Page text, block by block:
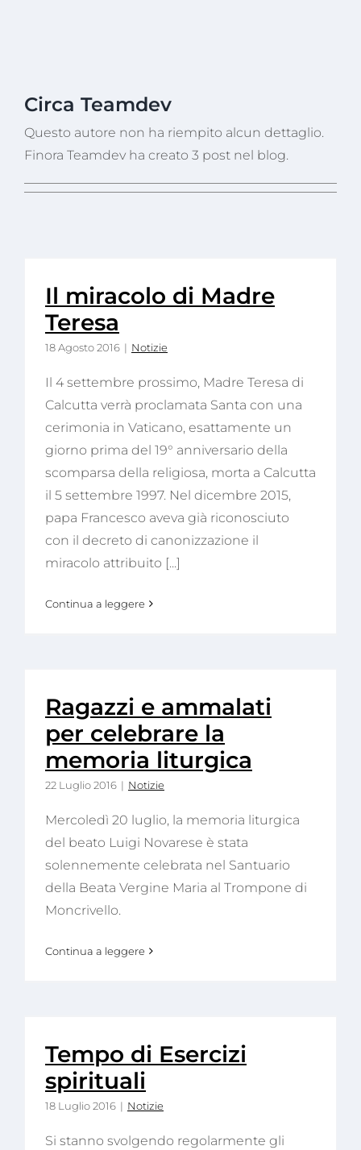
Circa Teamdev
Questo autore non ha riempito alcun dettaglio.
Finora Teamdev ha creato 3 post nel blog.
Il miracolo di Madre
Teresa
18 Agosto 2016 | Notizie
Il 4 settembre prossimo, Madre Teresa di
Calcutta verrà proclamata Santa con una
cerimonia in Vaticano, esattamente un
giorno prima del 19° anniversario della
scomparsa della religiosa, morta a Calcutta
il 5 settembre 1997. Nel dicembre 2015,
papa Francesco aveva già riconosciuto
con il decreto di canonizzazione il
miracolo attribuito [...]
Continua a leggere
Ragazzi e ammalati
per celebrare la
memoria liturgica
22 Luglio 2016 | Notizie
Mercoledì 20 luglio, la memoria liturgica
del beato Luigi Novarese è stata
solennemente celebrata nel Santuario
della Beata Vergine Maria al Trompone di
Moncrivello.
Continua a leggere
Tempo di Esercizi
spirituali
18 Luglio 2016 | Notizie
Si stanno svolgendo regolarmente gli